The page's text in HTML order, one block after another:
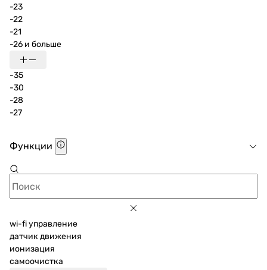
-23
-22
-21
-26 и больше
-35
-30
-28
-27
Функции
wi-fi управление
датчик движения
ионизация
самоочистка